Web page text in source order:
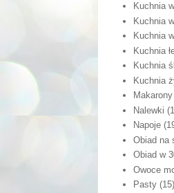
Kuchnia
Kuchnia
Kuchnia
Kuchnia
Kuchnia
Kuchnia
Makarony
Nalewki
Napoje
Obiad na
Obiad w
Owoce
Pasty (15)